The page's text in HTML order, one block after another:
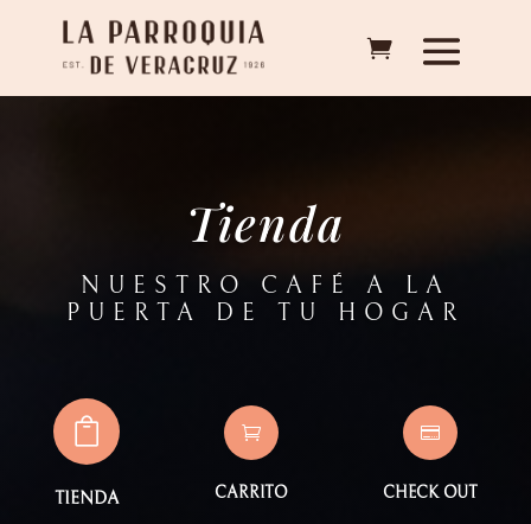
Tienda
NUESTRO CAFÉ A LA
PUERTA DE TU HOGAR

TIENDA

CARRITO

CHECK OUT